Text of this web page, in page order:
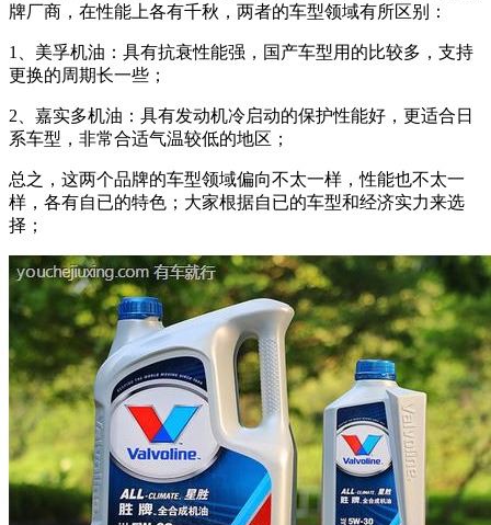
牌厂商，在性能上各有千秋，两者的车型领域有所区别：
1、美孚机油：具有抗衰性能强，国产车型用的比较多，支持
更换的周期长一些；
2、嘉实多机油：具有发动机冷启动的保护性能好，更适合日
系车型，非常合适气温较低的地区；
总之，这两个品牌的车型领域偏向不太一样，性能也不太一
样，各有自已的特色；大家根据自已的车型和经济实力来选
择；